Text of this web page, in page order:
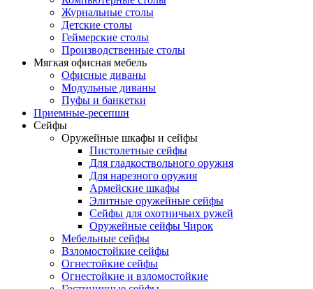
Журнальные столы
Детские столы
Геймерские столы
Производственные столы
Мягкая офисная мебель
Офисные диваны
Модульные диваны
Пуфы и банкетки
Приемные-ресепшн
Сейфы
Оружейные шкафы и сейфы
Пистолетные сейфы
Для гладкоствольного оружия
Для нарезного оружия
Армейские шкафы
Элитные оружейные сейфы
Сейфы для охотничьих ружей
Оружейные сейфы Чирок
Мебельные сейфы
Взломостойкие сейфы
Огнестойкие сейфы
Огнестойкие и взломостойкие